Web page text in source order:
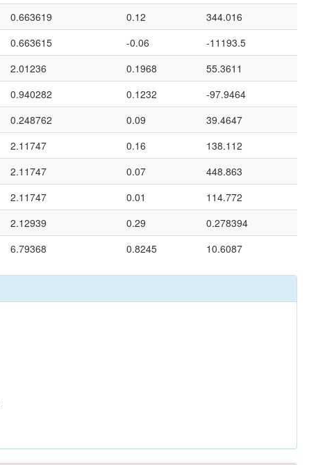
0.663619 0.12
344.016
0.663615 -0.06
-11193.5
2.01236 0.1968
55.3611
0.940282 0.1232
-97.9464
0.248762 0.09
39.4647
2.11747 0.16
138.112
2.11747 0.07
448.863
2.11747 0.01
114.772
2.12939 0.29
0.278394
6.79368 0.8245 10.6087